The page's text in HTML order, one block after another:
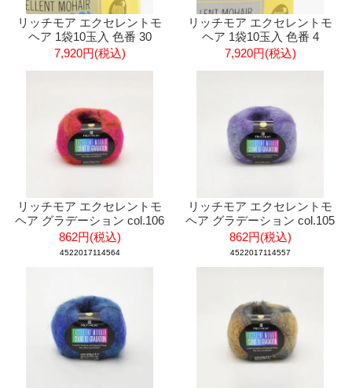
リッチモア エクセレントモ
ヘア 1袋10玉入 色番 30
7,920円(税込)
リッチモア エクセレントモ
ヘア 1袋10玉入 色番 4
7,920円(税込)
リッチモア エクセレントモ
ヘア グラデーション col.106
862円(税込)
4522017114564
リッチモア エクセレントモ
ヘア グラデーション col.105
862円(税込)
4522017114557